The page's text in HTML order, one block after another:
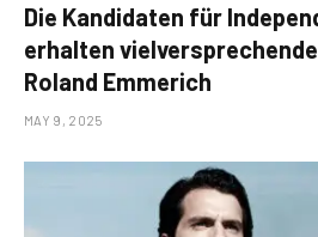
Die Kandidaten für
erhalten
Roland Emmerich
MAY 9, 2025